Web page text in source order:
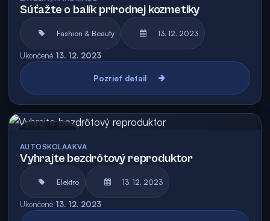
Súťažte o balík prírodnej kozmetiky
Fashion & Beauty 13. 12. 2023
Ukončené 13. 12. 2023
Pozrieť detail
AUTOSKOLAAKVA
Vyhrajte bezdrôtový reproduktor
Elektro 13. 12. 2023
Ukončené 13. 12. 2023